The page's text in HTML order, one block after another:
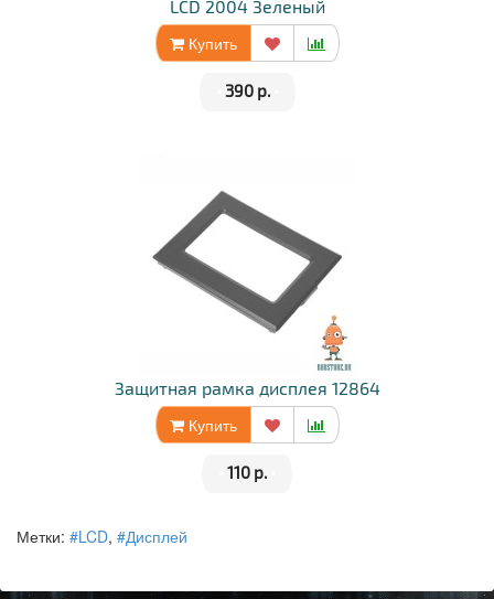
LCD 2004 Зеленый
Купить
390 р.
Защитная рамка дисплея 12864
Купить
110 р.
Метки: #LCD, #Дисплей